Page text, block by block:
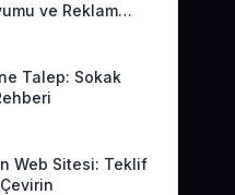
ve Reklam
Talep: Sokak
Web Sitesi: Teklif